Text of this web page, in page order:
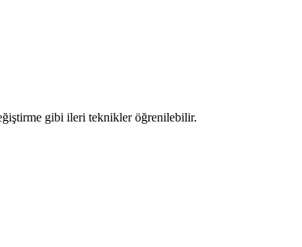
gibi ileri teknikler öğrenilebilir.